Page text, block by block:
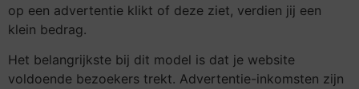
op een advertentie klikt of deze ziet, verdien jij een
klein bedrag.
Het belangrijkste bij dit model is dat je website
voldoende bezoekers trekt. Advertentie-inkomsten zijn